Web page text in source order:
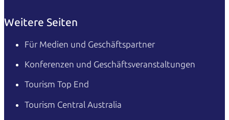
Weitere Seiten
Für Medien und Geschäftspartner
Konferenzen und Geschäftsveranstaltungen
Tourism Top End
Tourism Central Australia